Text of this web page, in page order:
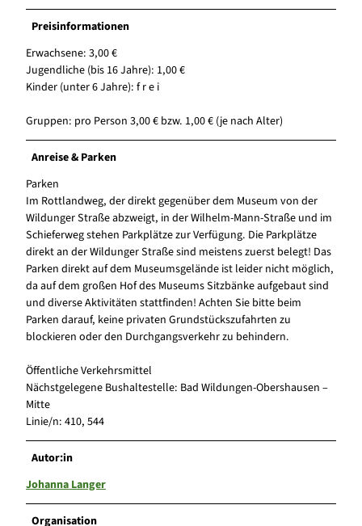
Preisinformationen
Erwachsene: 3,00 €
Jugendliche (bis 16 Jahre): 1,00 €
Kinder (unter 6 Jahre): f r e i
Gruppen: pro Person 3,00 € bzw. 1,00 € (je nach Alter)
Anreise & Parken
Parken
Im Rottlandweg, der direkt gegenüber dem Museum von der
Wildunger Straße abzweigt, in der Wilhelm-Mann-Straße und im
Schieferweg stehen Parkplätze zur Verfügung. Die Parkplätze
direkt an der Wildunger Straße sind meistens zuerst belegt! Das
Parken direkt auf dem Museumsgelände ist leider nicht möglich,
da auf dem großen Hof des Museums Sitzbänke aufgebaut sind
und diverse Aktivitäten stattfinden! Achten Sie bitte beim
Parken darauf, keine privaten Grundstückszufahrten zu
blockieren oder den Durchgangsverkehr zu behindern.
Öffentliche Verkehrsmittel
Nächstgelegene Bushaltestelle: Bad Wildungen-Obershausen –
Mitte
Linie/n: 410, 544
Autor:in
Johanna Langer
Organisation